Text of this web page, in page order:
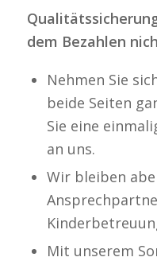
dem Bezahlen
Nehmen Sie
beide Seiten
Sie eine
an uns.
Wir bleiben
Mit unserem